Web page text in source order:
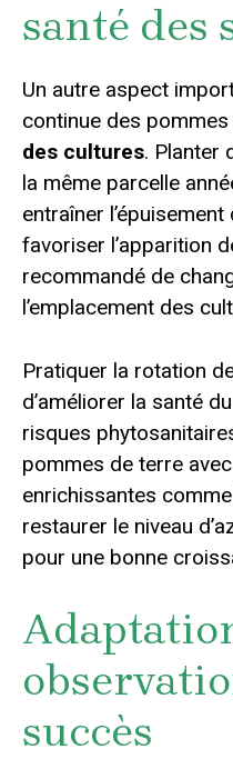
santé des
Un autre aspect
continue des
des cultures. Planter
la même parcelle
entraîner
favoriser l’apparition
recommandé de
l’emplacement des
Pratiquer la rotation
d’améliorer la santé
risques
pommes de terre
enrichissantes
restaurer le niveau
pour une bonne
succès